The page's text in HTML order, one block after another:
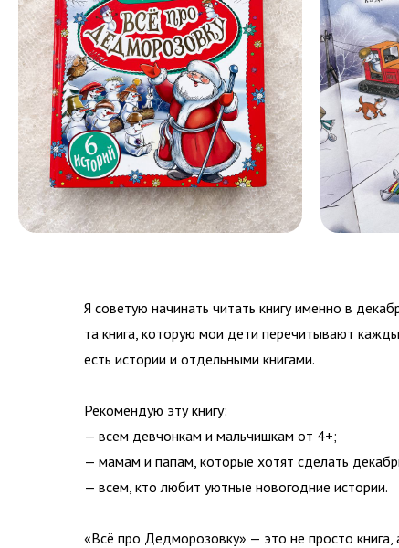
Я советую начинать читать книгу именно в
та книга, которую мои дети перечитывают
есть истории и отдельными книгами.
Рекомендую эту книгу:
— всем девчонкам и мальчишкам от 4+;
— мамам и папам, которые хотят сделать
— всем, кто любит уютные новогодние истории.
«Всё про Дедморозовку» — это не просто книга,